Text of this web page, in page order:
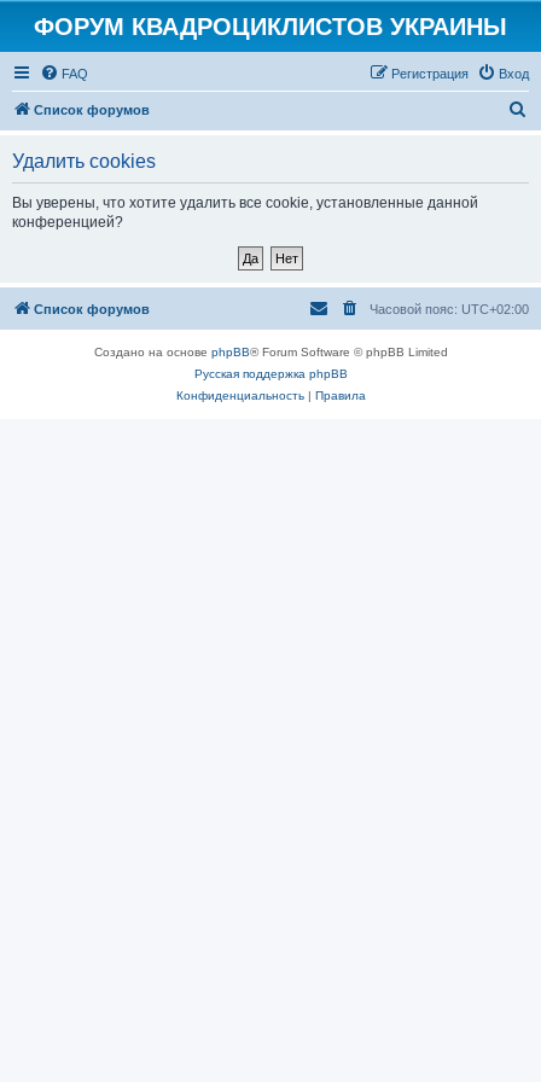
ФОРУМ КВАДРОЦИКЛИСТОВ УКРАИНЫ
FAQ Вход
Регистрация
Список форумов
Удалить cookies
Вы уверены, что хотите удалить все cookie, установленные данной
конференцией?
Список форумов Часовой пояс: UTC+02:00
Создано на основе phpBB® Forum Software © phpBB Limited
Русская поддержка phpBB
Конфиденциальность| Правила